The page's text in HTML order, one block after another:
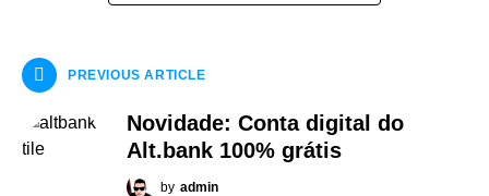
PREVIOUS ARTICLE
Novidade: Conta digital do
Alt.bank 100% grátis
by admin